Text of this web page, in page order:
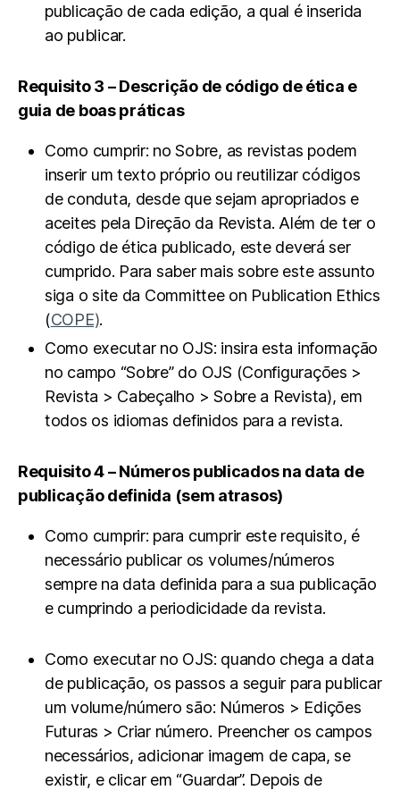
publicação de cada edição, a qual é inserida
ao publicar.
Requisito 3 – Descrição de código de ética e
guia de boas práticas
Como cumprir: no Sobre, as revistas podem
inserir um texto próprio ou reutilizar códigos
de conduta, desde que sejam apropriados e
aceites pela Direção da Revista. Além de ter o
código de ética publicado, este deverá ser
cumprido. Para saber mais sobre este assunto
siga o site da Committee on Publication Ethics
(COPE).
Como executar no OJS: insira esta informação
no campo “Sobre” do OJS (Configurações >
Revista > Cabeçalho > Sobre a Revista), em
todos os idiomas definidos para a revista.
Requisito 4 – Números publicados na data de
publicação definida (sem atrasos)
Como cumprir: para cumprir este requisito, é
necessário publicar os volumes/números
sempre na data definida para a sua publicação
e cumprindo a periodicidade da revista.
Como executar no OJS: quando chega a data
de publicação, os passos a seguir para publicar
um volume/número são: Números > Edições
Futuras > Criar número. Preencher os campos
necessários, adicionar imagem de capa, se
existir, e clicar em “Guardar”. Depois de